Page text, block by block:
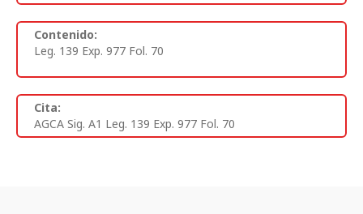
Contenido:
Leg. 139 Exp. 977 Fol. 70
Cita:
AGCA Sig. A1 Leg. 139 Exp. 977 Fol. 70